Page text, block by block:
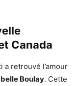
Canada
retrouvé l’amour
Boulay. Cette